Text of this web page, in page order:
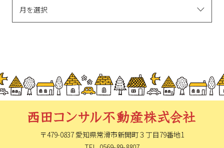
〒479-0837 愛知県常滑市新開町３丁目79番地1